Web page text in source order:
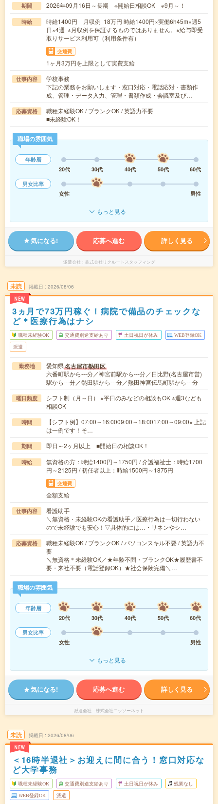
期間 2026年09月16日～長期 ※開始日相談OK ※9月～！
時給
時給1400円 月収例 18万円 時給1400円×実働6h45m×週5
日×4週 ※月収例を保証するものではありません。※給与即受
取りサービス利用可（利用条件有）
交通費
1ヶ月3万円を上限として実費支給
仕事内容
学校事務
下記の業務をお願いします・窓口対応・電話応対・書類作
成、管理・データ入力、管理・書類作成・会議室及び…
応募資格
職種未経験OK / ブランクOK / 英語力不要
■未経験OK！
職場の雰囲気
年齢層
20代
30代 40代 50代
60代
男女比率
女性
男性
もっと見る
気になる! 応募へ進む 詳しく見る
派遣会社 株式会社リクルートスタッフィング
未読
NEW
掲載日 2026/08/06
3ヵ月で73万円稼ぐ！病院で備品のチェックな
ど＊医療行為はナシ
職種未経験OK 交通費別途支給あり 土日祝日が休み WEB登録OK
派遣
勤務地 愛知県名古屋市熱田区
六番町駅から---分／神宮前駅から---分／日比野(名古屋市営)
駅から---分／熱田駅から---分／熱田神宮伝馬町駅から---分
曜日頻度
シフト制（月～日） ※平日のみなどの相談もOK ※週3なども
相談OK
時間
【シフト例】07:00～16:0009:00～18:0017:00～09:00※ 上記
は一例です！そ…
期間 即日～2ヶ月以上 ■開始日の相談OK！
時給
無資格の方：時給1400円～1750円 / 介護福祉士：時給1700
円～2125円 / 初任者以上：時給1500円～1875円
交通費
全額支給
仕事内容
看護助手
＼無資格・未経験OKの看護助手／医療行為は一切行わない
ので未経験でも安心！▽具体的には…・リネンやシ…
応募資格
職種未経験OK / ブランクOK / パソコンスキル不要 / 英語力不
要
＼無資格＊未経験OK／★年齢不問・ブランクOK★履歴書不
要・来社不要（電話登録OK）★社会保険完備＼…
職場の雰囲気
年齢層
20代
30代 40代 50代
60代
男女比率
女性
男性
もっと見る
気になる! 応募へ進む 詳しく見る
派遣会社 株式会社ニッソーネット
未読
NEW
掲載日 2026/08/06
＜16時半退社＞お迎えに間に合う！窓口対応な
ど大学事務
職種未経験OK 交通費別途支給あり 土日祝日が休み 残業なし
WEB登録OK 派遣